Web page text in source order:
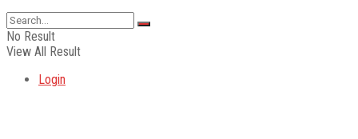
No Result
View All Result
Login